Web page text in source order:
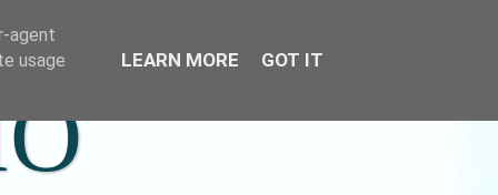
agent
usage
LEARN MORE GOT IT